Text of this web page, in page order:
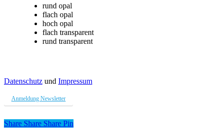
rund opal
flach opal
hoch opal
flach transparent
rund transparent
Datenschutz und Impressum
Anmeldung Newsletter
Share
Share Share Share Pin